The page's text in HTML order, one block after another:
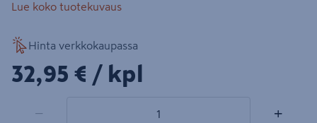
Lue koko tuotekuvaus
Hinta verkkokaupassa
32,95€/kpl
32,95 € / kpl
− +